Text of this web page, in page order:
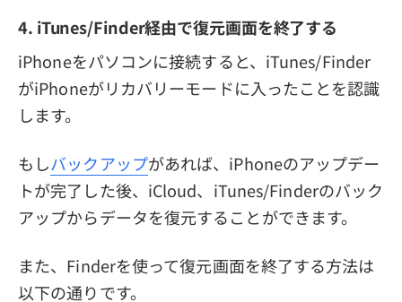
4. iTunes/Finder経由で復元画面を終了する
iPhoneをパソコンに接続すると、iTunes/Finder
がiPhoneがリカバリーモードに入ったことを認識
します。
もしバックアップがあれば、iPhoneのアップデー
トが完了した後、iCloud、iTunes/Finderのバック
アップからデータを復元することができます。
また、Finderを使って復元画面を終了する方法は
以下の通りです。